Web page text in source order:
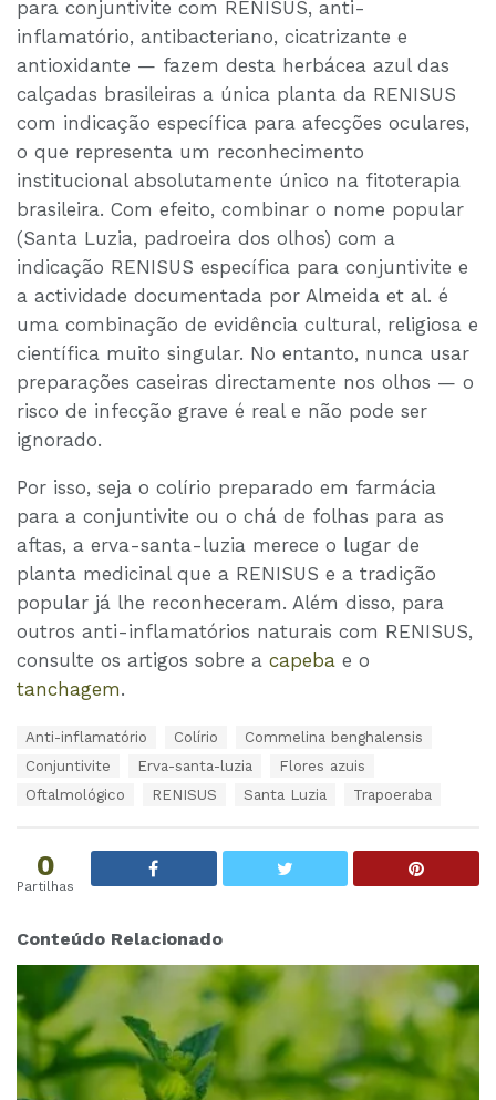
para conjuntivite com RENISUS, anti-
inflamatório, antibacteriano, cicatrizante e
antioxidante — fazem desta herbácea azul das
calçadas brasileiras a única planta da RENISUS
com indicação específica para afecções oculares,
o que representa um reconhecimento
institucional absolutamente único na fitoterapia
brasileira. Com efeito, combinar o nome popular
(Santa Luzia, padroeira dos olhos) com a
indicação RENISUS específica para conjuntivite e
a actividade documentada por Almeida et al. é
uma combinação de evidência cultural, religiosa e
científica muito singular. No entanto, nunca usar
preparações caseiras directamente nos olhos — o
risco de infecção grave é real e não pode ser
ignorado.
Por isso, seja o colírio preparado em farmácia
para a conjuntivite ou o chá de folhas para as
aftas, a erva-santa-luzia merece o lugar de
planta medicinal que a RENISUS e a tradição
popular já lhe reconheceram. Além disso, para
outros anti-inflamatórios naturais com RENISUS,
consulte os artigos sobre a capeba e o
tanchagem.
Anti-inflamatório Colírio
Commelina benghalensis
Conjuntivite
Erva-santa-luzia
Flores azuis
Oftalmológico
RENISUS Santa Luzia Trapoeraba
0
Partilhas
Conteúdo Relacionado